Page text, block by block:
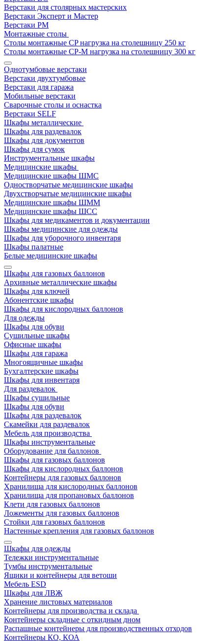
Верстаки для столярных мастерских
Верстаки Эксперт и Мастер
Верстаки РМ
Монтажные столы
Столы монтажные СP нагрузка на столешницу 250 кг
Столы монтажные СР-М нагрузка на столешницу 300 кг
Однотумбовые верстаки
Верстаки двухтумбовые
Верстаки для гаража
Мобильные верстаки
Сварочные столы и оснастка
Верстаки SELF
Шкафы металлические
Шкафы для раздевалок
Шкафы для документов
Шкафы для сумок
Инструментальные шкафы
Медицинские шкафы
Медицинские шкафы ШМС
Одностворчатые медицинские шкафы
Двухстворчатые медицинские шкафы
Медицинские шкафы ШММ
Медицинские шкафы ШСС
Шкафы для медикаментов и документации
Шкафы медицинские для одежды
Шкафы для уборочного инвентаря
Шкафы палатные
Белые медицинские шкафы
Шкафы для газовых баллонов
Архивные металлические шкафы
Шкафы для ключей
Абонентские шкафы
Шкафы для кислородных баллонов
Для одежды
Шкафы для обуви
Сушильные шкафы
Офисные шкафы
Шкафы для гаража
Многоящичные шкафы
Бухгалтерские шкафы
Шкафы для инвентаря
Для раздевалок
Шкафы сушильные
Шкафы для обуви
Шкафы для раздевалок
Скамейки для раздевалок
Мебель для производства
Шкафы инструментальные
Оборудование для баллонов
Шкафы для газовых баллонов
Шкафы для кислородных баллонов
Контейнеры для газовых баллонов
Хранилища для кислородных баллонов
Хранилища для пропановых баллонов
Клети для газовых баллонов
Ложементы для газовых баллонов
Стойки для газовых баллонов
Настенные крепления для газовых баллонов
Шкафы для одежды
Тележки инструментальные
Тумбы инструментальные
Ящики и контейнеры для ветоши
Мебель ESD
Шкафы для ЛВЖ
Хранение листовых материалов
Контейнеры для производства и склада
Контейнеры складные с откидным дном
Распашные контейнеры для производственных отходов
Контейнеры КО, КОА